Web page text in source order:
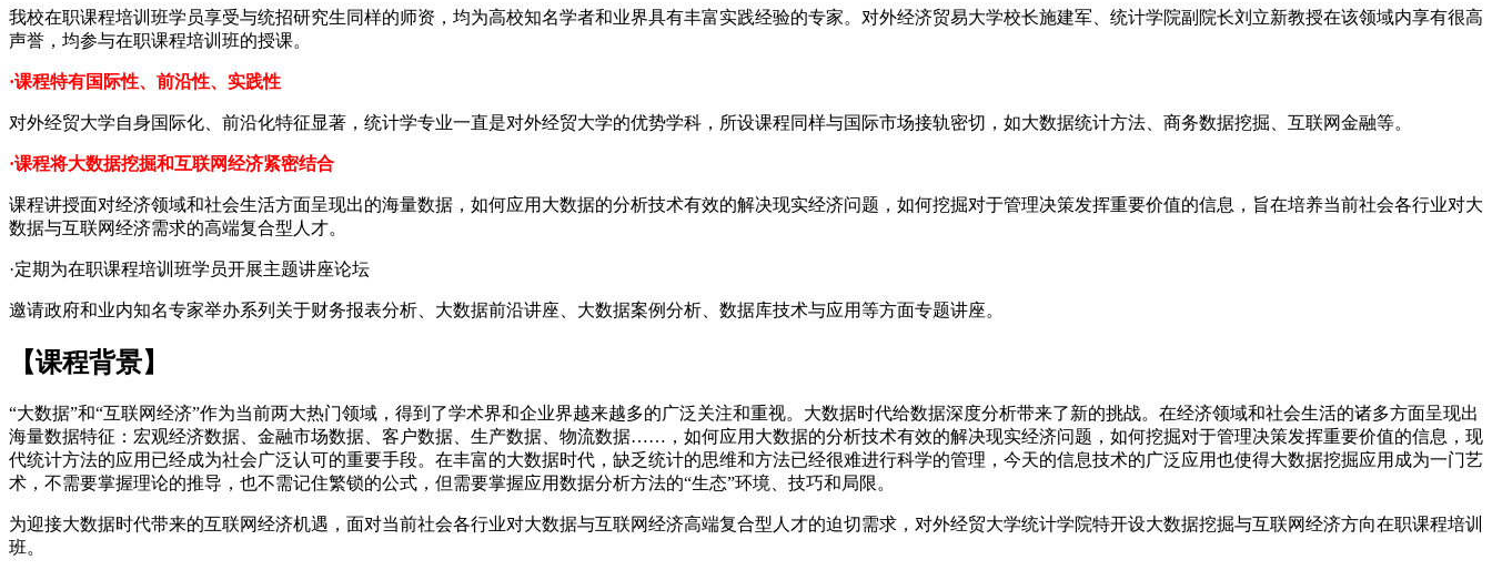
我校在职课程培训班学员享受与统招研究生同样的师资，均为高校知名学者和业界具有丰富实践经验的专家。对外经济贸易大学校长施建军、统计学院副院长刘立新教授在该领域内享有很高
声誉，均参与在职课程培训班的授课。
·课程特有国际性、前沿性、实践性
对外经贸大学自身国际化、前沿化特征显著，统计学专业一直是对外经贸大学的优势学科，所设课程同样与国际市场接轨密切，如大数据统计方法、商务数据挖掘、互联网金融等。
·课程将大数据挖掘和互联网经济紧密结合
课程讲授面对经济领域和社会生活方面呈现出的海量数据，如何应用大数据的分析技术有效的解决现实经济问题，如何挖掘对于管理决策发挥重要价值的信息，旨在培养当前社会各行业对大
数据与互联网经济需求的高端复合型人才。
·定期为在职课程培训班学员开展主题讲座论坛
邀请政府和业内知名专家举办系列关于财务报表分析、大数据前沿讲座、大数据案例分析、数据库技术与应用等方面专题讲座。
【课程背景】
“大数据”和“互联网经济”作为当前两大热门领域，得到了学术界和企业界越来越多的广泛关注和重视。大数据时代给数据深度分析带来了新的挑战。在经济领域和社会生活的诸多方面呈现出
海量数据特征：宏观经济数据、金融市场数据、客户数据、生产数据、物流数据……，如何应用大数据的分析技术有效的解决现实经济问题，如何挖掘对于管理决策发挥重要价值的信息，现
代统计方法的应用已经成为社会广泛认可的重要手段。在丰富的大数据时代，缺乏统计的思维和方法已经很难进行科学的管理，今天的信息技术的广泛应用也使得大数据挖掘应用成为一门艺
术，不需要掌握理论的推导，也不需记住繁锁的公式，但需要掌握应用数据分析方法的“生态”环境、技巧和局限。
为迎接大数据时代带来的互联网经济机遇，面对当前社会各行业对大数据与互联网经济高端复合型人才的迫切需求，对外经贸大学统计学院特开设大数据挖掘与互联网经济方向在职课程培训
班。